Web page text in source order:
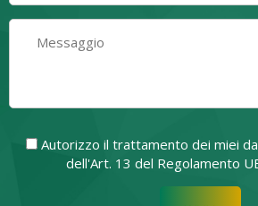
Autorizzo il trattamento dei miei
dell'Art. 13 del Regolamento
Si